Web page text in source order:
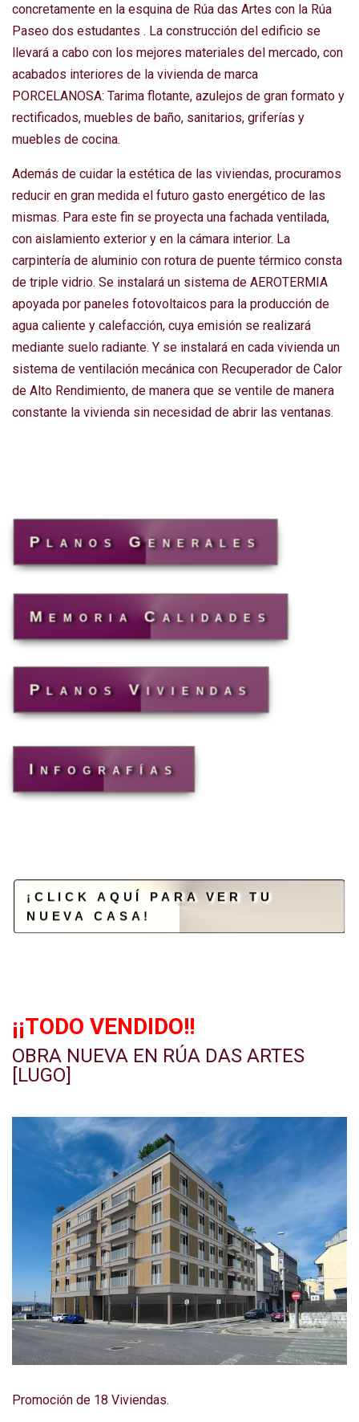
concretamente en la esquina de Rúa das Artes con la Rúa
Paseo dos estudantes . La construcción del edificio se
llevará a cabo con los mejores materiales del mercado, con
acabados interiores de la vivienda de marca
PORCELANOSA: Tarima flotante, azulejos de gran formato y
rectificados, muebles de baño, sanitarios, griferías y
muebles de cocina.
Además de cuidar la estética de las viviendas, procuramos
reducir en gran medida el futuro gasto energético de las
mismas. Para este fin se proyecta una fachada ventilada,
con aislamiento exterior y en la cámara interior. La
carpintería de aluminio con rotura de puente térmico consta
de triple vidrio. Se instalará un sistema de AEROTERMIA
apoyada por paneles fotovoltaicos para la producción de
agua caliente y calefacción, cuya emisión se realizará
mediante suelo radiante. Y se instalará en cada vivienda un
sistema de ventilación mecánica con Recuperador de Calor
de Alto Rendimiento, de manera que se ventile de manera
constante la vivienda sin necesidad de abrir las ventanas.
Planos Generales
Memoria Calidades
Planos Viviendas
Infografías
¡CLICK AQUÍ PARA VER TU
NUEVA CASA!
¡¡TODO VENDIDO!!
OBRA NUEVA EN RÚA DAS ARTES
[LUGO]
Promoción de 18 Viviendas.